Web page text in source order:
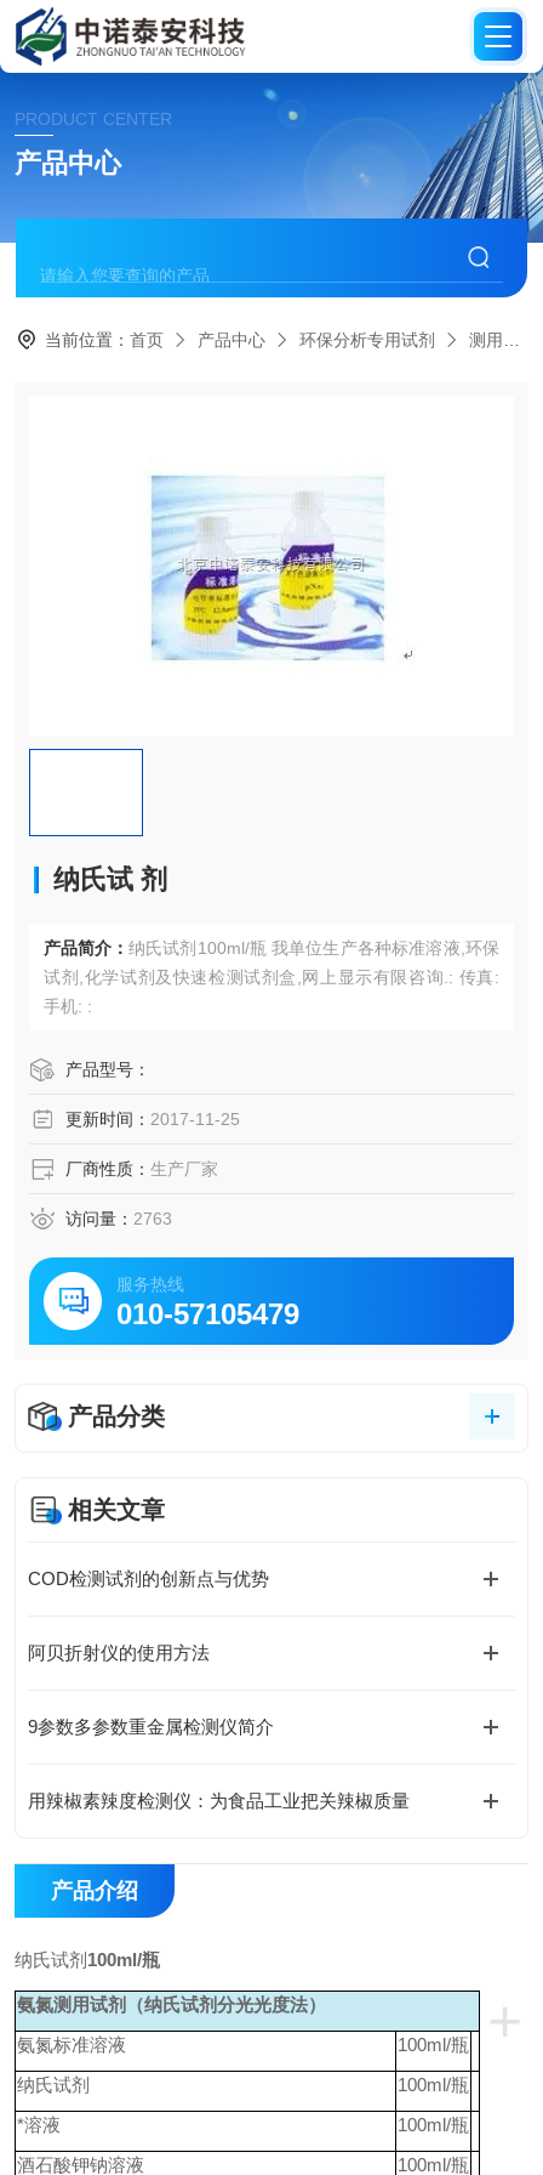
PRODUCT CENTER
产品中心
当前位置：首页 产品中心 环保分析专用试剂 测用试剂
纳氏试 剂
产品简介： 纳氏试剂100ml/瓶 我单位生产各种标准溶液,环保
试剂,化学试剂及快速检测试剂盒,网上显示有限咨询.: 传真:
手机: :
产品型号：
更新时间： 2017-11-25
厂商性质： 生产厂家
访问量： 2763
服务热线
010-57105479
产品分类
相关文章
COD检测试剂的创新点与优势
阿贝折射仪的使用方法
9参数多参数重金属检测仪简介
用辣椒素辣度检测仪：为食品工业把关辣椒质量
产品介绍
纳氏试剂 100ml/瓶
+
氨氮测用试剂（纳氏试剂分光光度法）
氨氮标准溶液
100ml/瓶
纳氏试剂
100ml/瓶
*溶液
100ml/瓶
酒石酸钾钠溶液
100ml/瓶